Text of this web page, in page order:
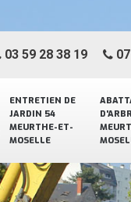
ENTRETIEN DE
JARDIN 54
MEURTHE-ET-
MOSELLE
03 59 28 38 19